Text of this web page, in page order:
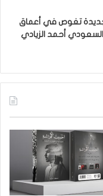
جديدة تغوص في أعماق
السعودي أحمد الزيادي